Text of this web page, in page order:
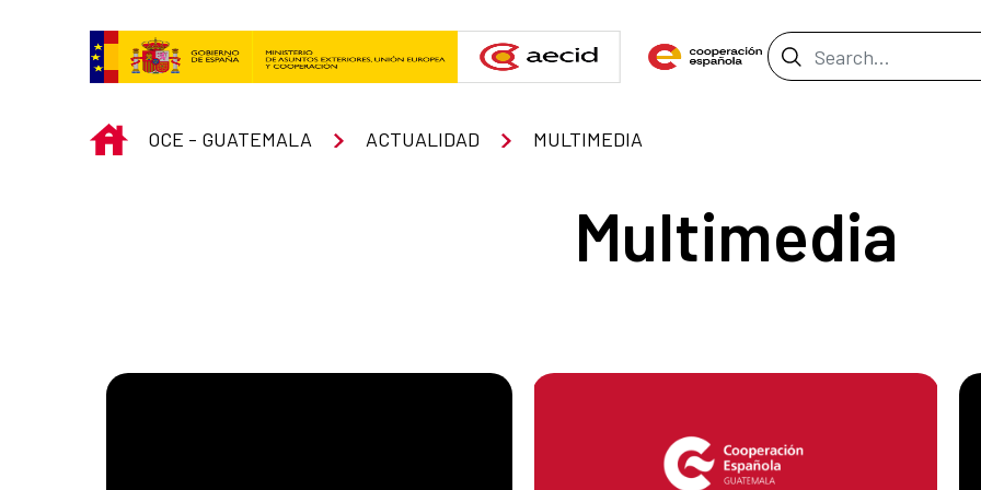
Search Bar
INICIO
OCE - GUATEMALA ACTUALIDAD MULTIMEDIA
Multimedia